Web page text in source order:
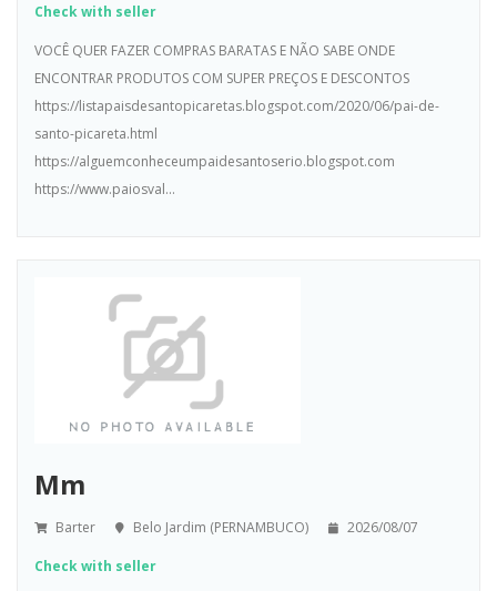
Check with seller
VOCÊ QUER FAZER COMPRAS BARATAS E NÃO SABE ONDE
ENCONTRAR PRODUTOS COM SUPER PREÇOS E DESCONTOS
https://listapaisdesantopicaretas.blogspot.com/2020/06/pai-de-
santo-picareta.html
https://alguemconheceumpaidesantoserio.blogspot.com
https://www.paiosval...
Mm
Barter Belo Jardim (PERNAMBUCO) 2026/08/07
Check with seller